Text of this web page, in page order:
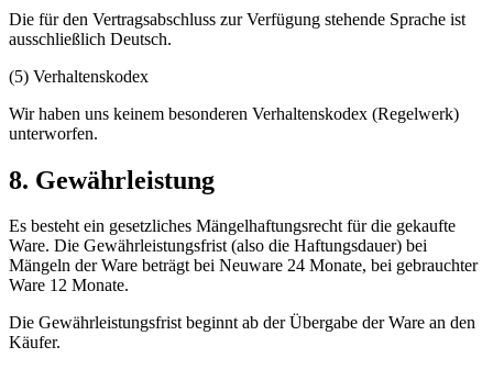
Die für den Vertragsabschluss zur Verfügung stehende Sprache ist
ausschließlich Deutsch.
(5) Verhaltenskodex
Wir haben uns keinem besonderen Verhaltenskodex (Regelwerk)
unterworfen.
8. Gewährleistung
Es besteht ein gesetzliches Mängelhaftungsrecht für die gekaufte
Ware. Die Gewährleistungsfrist (also die Haftungsdauer) bei
Mängeln der Ware beträgt bei Neuware 24 Monate, bei gebrauchter
Ware 12 Monate.
Die Gewährleistungsfrist beginnt ab der Übergabe der Ware an den
Käufer.